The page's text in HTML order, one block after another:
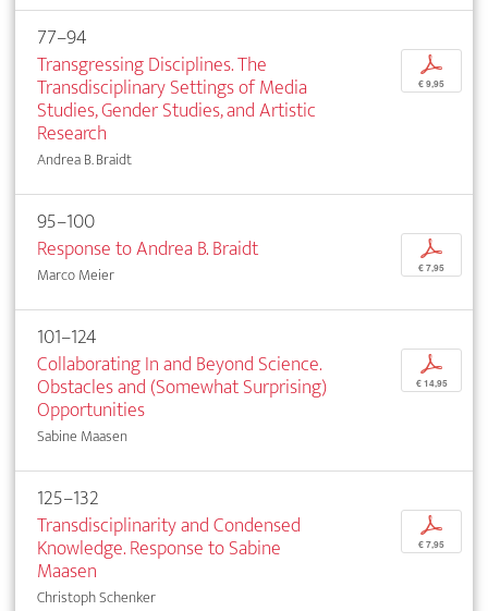
77–94
Transgressing Disciplines. The
Transdisciplinary Settings of Media
Studies, Gender Studies, and Artistic
Research
Andrea B. Braidt
p
€ 9,95
95–100
Response to Andrea B. Braidt
Marco Meier
p
€ 7,95
101–124
Collaborating In and Beyond Science.
Obstacles and (Somewhat Surprising)
Opportunities
Sabine Maasen
p
€ 14,95
125–132
Transdisciplinarity and Condensed
Knowledge. Response to Sabine
Maasen
Christoph Schenker
p
€ 7,95